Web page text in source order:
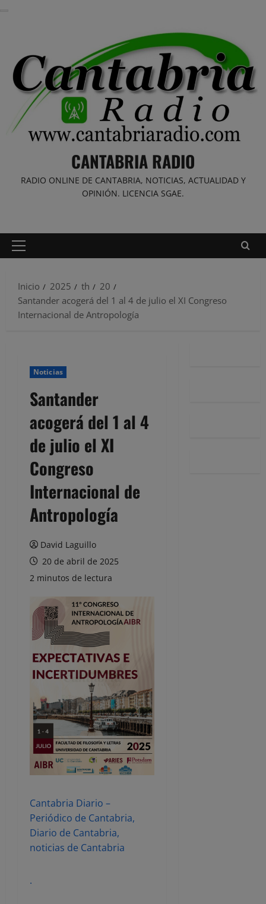
CANTABRIA RADIO
RADIO ONLINE DE CANTABRIA, NOTICIAS, ACTUALIDAD Y
OPINIÓN. LICENCIA SGAE.
Menú
Inicio
2025 th
20
Santander acogerá del 1 al 4 de julio el XI Congreso
Internacional de Antropología
Noticias
Santander
acogerá del 1 al 4
de julio el XI
Congreso
Internacional de
Antropología
David Laguillo
20 de abril de 2025
2 minutos de lectura
Cantabria Diario –
Periódico de Cantabria,
Diario de Cantabria,
noticias de Cantabria
.